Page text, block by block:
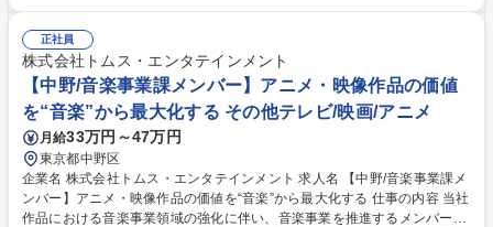
名規模の拠点の売上シェアNo.1実現に向けた戦略立案■年率15％成長を目
標とした中途採用、新規出店、M&Aの推進■データに基づく業務改善と生
産性向上、新サービスの企画実行■ビジョンの浸透とメンバーの育成・評
価 【業務の変更範囲】：当社業務全般 募集職種 【静岡エリア/営業所長候
補】福祉×テックの大手企業/高い社会貢献度
正社員
株式会社トムス・エンタテインメント
【中野/音楽事業課メンバー】アニメ・映像作品の価値
を“音楽”から最大化する その他テレビ/映画/アニメ
月給33万円～47万円
東京都中野区
企業名 株式会社トムス・エンタテインメント 求人名 【中野/音楽事業課メ
ンバー】アニメ・映像作品の価値を“音楽”から最大化する 仕事の内容 当社
作品における音楽事業領域の強化に伴い、音楽事業を推進するメンバーポ